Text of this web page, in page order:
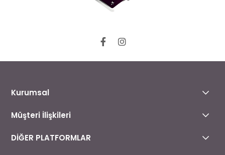
Kurumsal
Müşteri İlişkileri
DİĞER PLATFORMLAR